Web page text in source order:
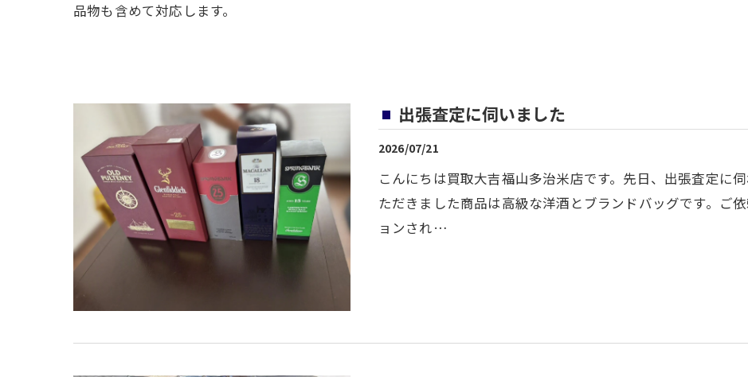
品物も含めて対応します。
出張査定に伺いました
2026/07/21
こんにちは買取大吉福山多治米店です。先日、出張査定に
ただきました商品は高級な洋酒とブランドバッグです。ご
ョンされ…